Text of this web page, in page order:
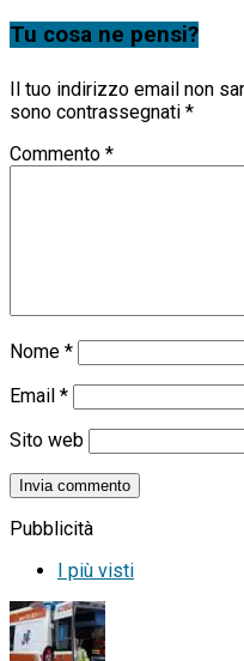
Tu cosa ne pensi?
Il tuo indirizzo email non
sono contrassegnati *
Commento *
Nome *
Email *
Sito web
Pubblicità
I più visti